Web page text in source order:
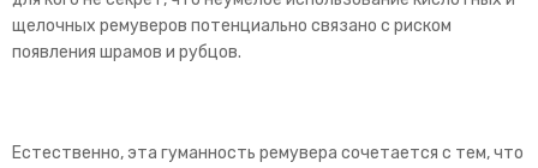
щелочных ремуверов потенциально связано с риском
появления шрамов и рубцов.
Естественно, эта гуманность ремувера сочетается с тем, что